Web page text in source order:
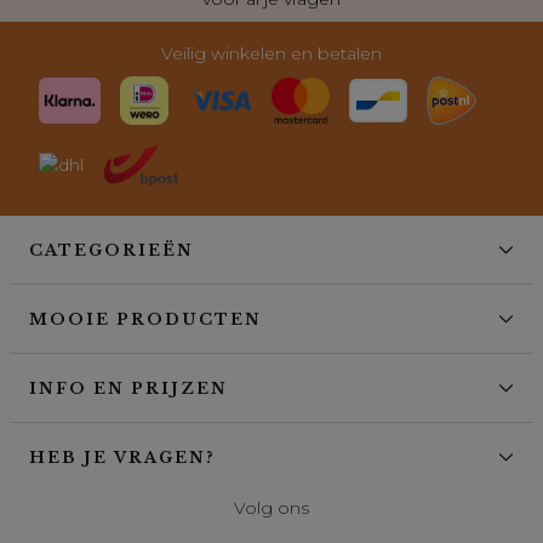
Veilig winkelen en betalen
CATEGORIEËN
MOOIE PRODUCTEN
INFO EN PRIJZEN
HEB JE VRAGEN?
Volg ons